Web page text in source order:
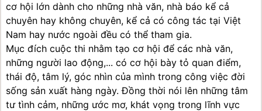
cơ hội lớn dành cho những nhà văn, nhà báo kể cả
chuyên hay không chuyên, kể cả có công tác tại Việt
Nam hay nước ngoài đều có thể tham gia.
Mục đích cuộc thi nhằm tạo cơ hội để các nhà văn,
những người lao động,... có cơ hội bày tỏ quan điểm,
thái độ, tâm lý, góc nhìn của mình trong công việc đời
sống sản xuất hàng ngày. Đồng thời nói lên những tâm
tư tình cảm, những ước mơ, khát vọng trong lĩnh vực